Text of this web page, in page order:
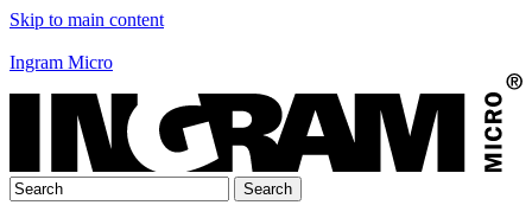
Skip to main content
Ingram Micro